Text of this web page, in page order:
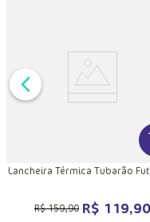
Lancheira Térmica Tubarão
R$159,90 R$ 119,90